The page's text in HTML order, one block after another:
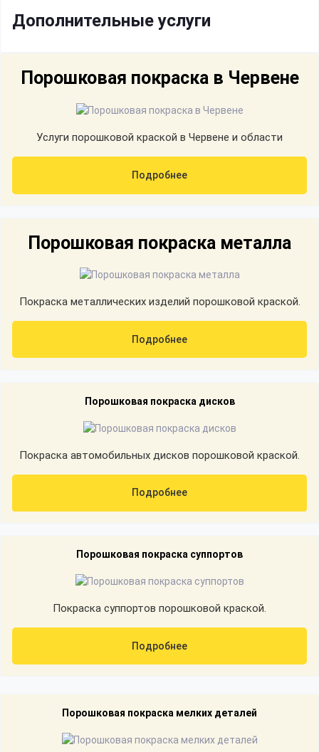
Дополнительные услуги
Порошковая покраска в Червене
Услуги порошковой краской в Червене и области
Подробнее
Порошковая покраска металла
Покраска металлических изделий порошковой краской.
Подробнее
Порошковая покраска дисков
Покраска автомобильных дисков порошковой краской.
Подробнее
Порошковая покраска суппортов
Покраска суппортов порошковой краской.
Подробнее
Порошковая покраска мелких деталей